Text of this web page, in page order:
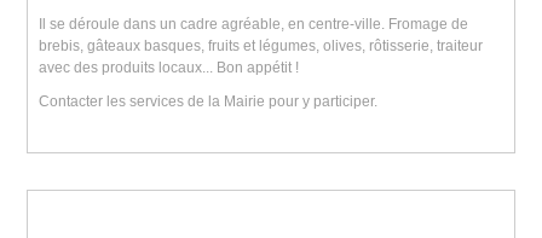
Il se déroule dans un cadre agréable, en centre-ville. Fromage de
brebis, gâteaux basques, fruits et légumes, olives, rôtisserie, traiteur
avec des produits locaux... Bon appétit !
Contacter les services de la Mairie pour y participer.